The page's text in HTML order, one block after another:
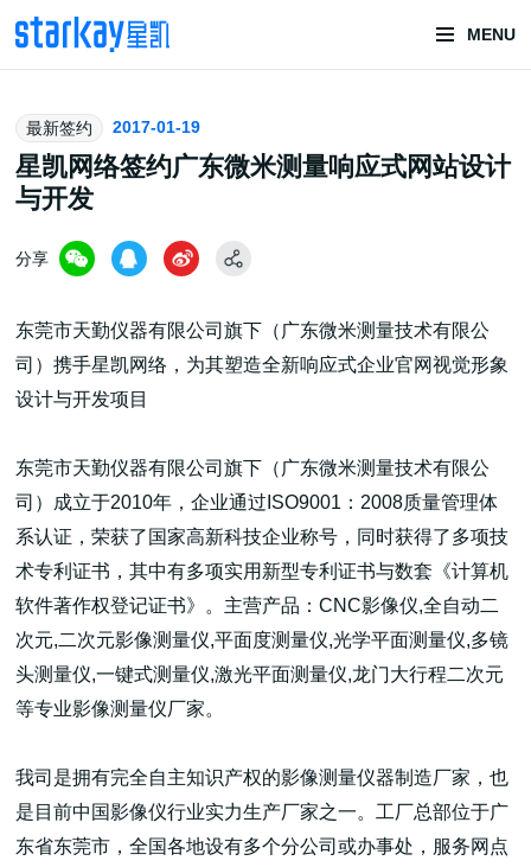
MENU
头部潮玩
技术服务商
潮玩技术解决方案
头部潮玩盲盒/谷子卡牌/二次元手办抽赏开发
一番赏/魔力赏/福袋抽赏/宝箱赏/无限赏
高端网站建设
广告大片形式做开发
最新签约 2017-01-19
星凯网络签约广东微米测量响应式网站设计
与开发
分享
东莞市天勤仪器有限公司旗下（广东微米测量技术有限公
司）携手星凯网络，为其塑造全新响应式企业官网视觉形象
设计与开发项目
东莞市天勤仪器有限公司旗下（广东微米测量技术有限公
司）成立于2010年，企业通过ISO9001：2008质量管理体
系认证，荣获了国家高新科技企业称号，同时获得了多项技
术专利证书，其中有多项实用新型专利证书与数套《计算机
软件著作权登记证书》。主营产品：CNC影像仪,全自动二
次元,二次元影像测量仪,平面度测量仪,光学平面测量仪,多镜
头测量仪,一键式测量仪,激光平面测量仪,龙门大行程二次元
等专业影像测量仪厂家。
我司是拥有完全自主知识产权的影像测量仪器制造厂家，也
是目前中国影像仪行业实力生产厂家之一。工厂总部位于广
东省东莞市，全国各地设有多个分公司或办事处，服务网点